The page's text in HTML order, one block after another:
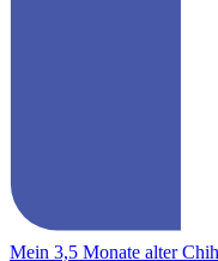
Mein 3,5 Monate alter